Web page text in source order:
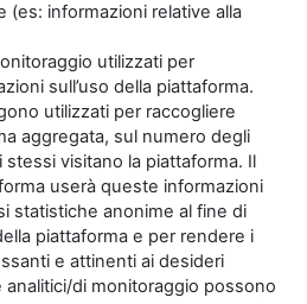
(es: informazioni relative alla
utilizzati per
sull’uso della piattaforma.
utilizzati per raccogliere
aggregata, sul numero degli
visitano la piattaforma. Il
userà queste informazioni
statistiche anonime al fine di
piattaforma e per rendere i
e attinenti ai desideri
analitici/di monitoraggio possono